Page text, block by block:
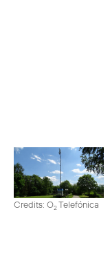
Credits: O2Telefónica